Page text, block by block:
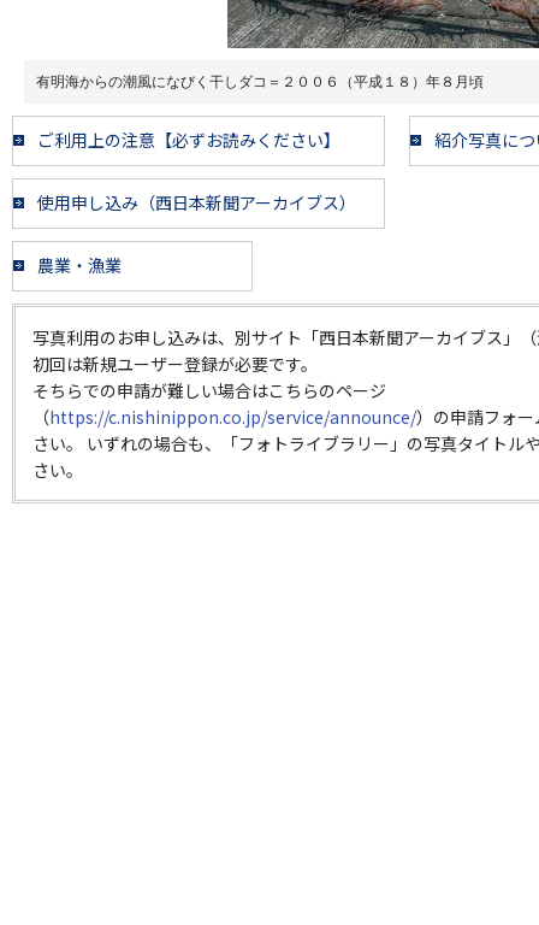
有明海からの潮風になびく干しダコ＝２００６（平成１８）年８月頃
ご利用上の注意【必ずお読みください】 紹介写真に
使用申し込み（西日本新聞アーカイブス）
農業・漁業
写真利用のお申し込みは、別サイト「西日本新聞アーカイブス」
初回は新規ユーザー登録が必要です。
そちらでの申請が難しい場合はこちらのページ
（https://c.nishinippon.co.jp/service/announce/）の申請フォ
さい。 いずれの場合も、「フォトライブラリー」の写真タイトル
さい。